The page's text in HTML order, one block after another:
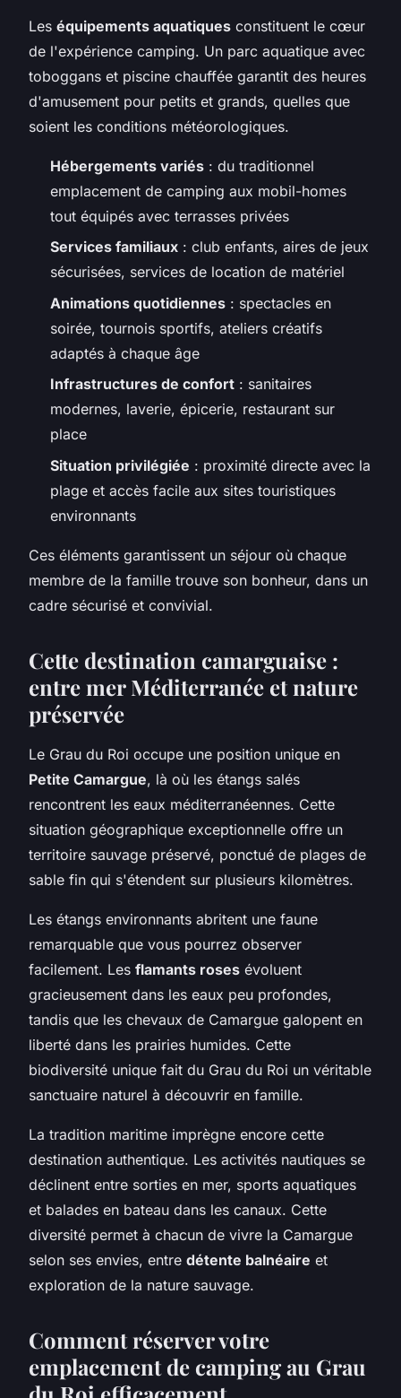
Les équipements aquatiques constituent le cœur
de l'expérience camping. Un parc aquatique avec
toboggans et piscine chauffée garantit des heures
d'amusement pour petits et grands, quelles que
soient les conditions météorologiques.
Hébergements variés : du traditionnel
emplacement de camping aux mobil-homes
tout équipés avec terrasses privées
Services familiaux : club enfants, aires de jeux
sécurisées, services de location de matériel
Animations quotidiennes : spectacles en
soirée, tournois sportifs, ateliers créatifs
adaptés à chaque âge
Infrastructures de confort : sanitaires
modernes, laverie, épicerie, restaurant sur
place
Situation privilégiée : proximité directe avec la
plage et accès facile aux sites touristiques
environnants
Ces éléments garantissent un séjour où chaque
membre de la famille trouve son bonheur, dans un
cadre sécurisé et convivial.
Cette destination camarguaise :
entre mer Méditerranée et nature
préservée
Le Grau du Roi occupe une position unique en
Petite Camargue, là où les étangs salés
rencontrent les eaux méditerranéennes. Cette
situation géographique exceptionnelle offre un
territoire sauvage préservé, ponctué de plages de
sable fin qui s'étendent sur plusieurs kilomètres.
Les étangs environnants abritent une faune
remarquable que vous pourrez observer
facilement. Les flamants roses évoluent
gracieusement dans les eaux peu profondes,
tandis que les chevaux de Camargue galopent en
liberté dans les prairies humides. Cette
biodiversité unique fait du Grau du Roi un véritable
sanctuaire naturel à découvrir en famille.
La tradition maritime imprègne encore cette
destination authentique. Les activités nautiques se
déclinent entre sorties en mer, sports aquatiques
et balades en bateau dans les canaux. Cette
diversité permet à chacun de vivre la Camargue
selon ses envies, entre détente balnéaire et
exploration de la nature sauvage.
Comment réserver votre
emplacement de camping au Grau